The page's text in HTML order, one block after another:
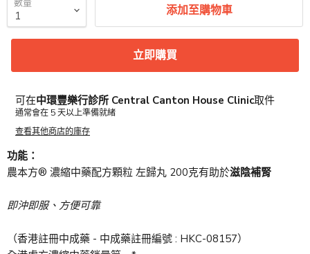
數量 添加至購物車
立即購買
可在中環豐樂行診所 Central Canton House Clinic取件
通常會在 5 天以上準備就緒
查看其他商店的庫存
功能：
農本方® 濃縮中藥配方顆粒 左歸丸 200克有助於滋陰補腎
即沖即服、方便可靠
（香港註冊中成藥 - 中成藥註冊編號 : HKC-08157）